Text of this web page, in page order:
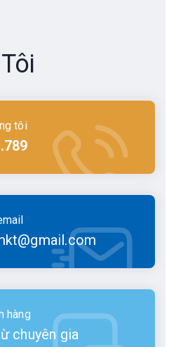
tôi
hàng
chuyên gia